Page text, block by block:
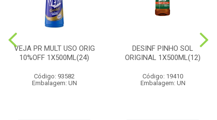
VEJA PR MULT USO ORIG
10%OFF 1X500ML(24)
Código: 93582
Embalagem: UN
DESINF PINHO SOL
ORIGINAL 1X500ML(12)
Código: 19410
Embalagem: UN